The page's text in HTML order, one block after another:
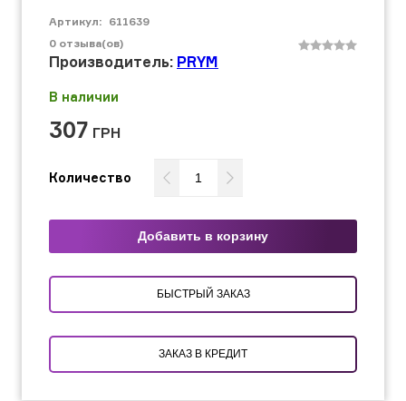
Артикул: 611639
0 отзыва(ов)
Производитель: PRYM
В наличии
307 ГРН
Количество
Добавить в корзину
БЫСТРЫЙ ЗАКАЗ
ЗАКАЗ В КРЕДИТ